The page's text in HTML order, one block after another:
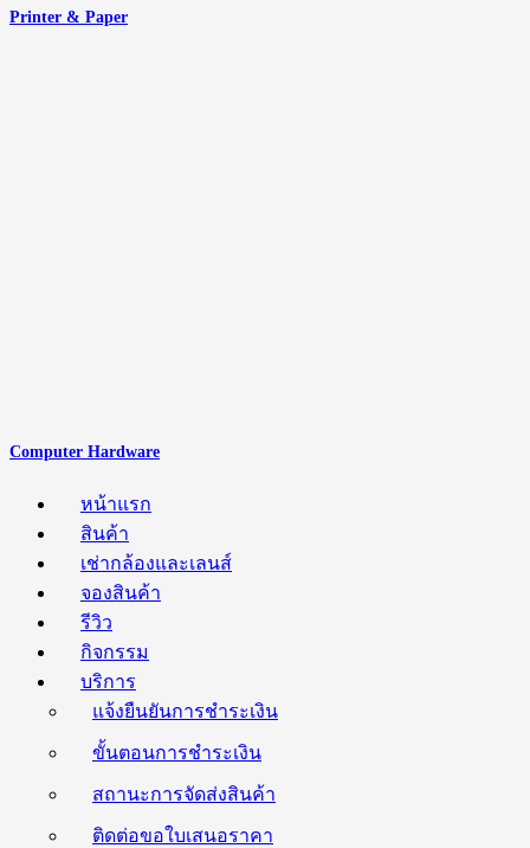
Printer & Paper
Computer Hardware
หน้าแรก
สินค้า
เช่ากล้องและเลนส์
จองสินค้า
รีวิว
กิจกรรม
บริการ
แจ้งยืนยันการชำระเงิน
ขั้นตอนการชำระเงิน
สถานะการจัดส่งสินค้า
ติดต่อขอใบเสนอราคา